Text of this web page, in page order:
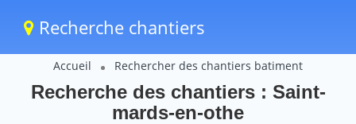
Recherche chantiers
Accueil Rechercher des chantiers batiment
Recherche des chantiers : Saint-
mards-en-othe